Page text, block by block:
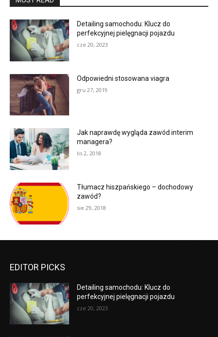
Detailing samochodu: Klucz do
perfekcyjnej pielęgnacji pojazdu
cze 20, 2023
Odpowiedni stosowana viagra
gru 27, 2019
Jak naprawdę wygląda zawód interim
managera?
lis 2, 2018
Tłumacz hiszpańskiego – dochodowy
zawód?
sie 29, 2018
EDITOR PICKS
Detailing samochodu: Klucz do
perfekcyjnej pielęgnacji pojazdu
cze 20, 2023